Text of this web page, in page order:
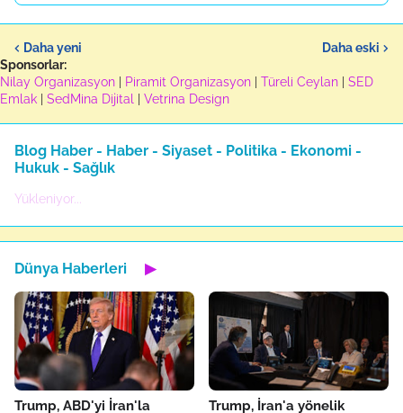
Daha yeni
Daha eski
Sponsorlar:
Nilay Organizasyon
Piramit Organizasyon Türeli Ceylan
SED
Emlak
SedMina Dijital Vetrina Design
Blog Haber - Haber - Siyaset - Politika - Ekonomi -
Hukuk - Sağlık
Yükleniyor...
Dünya Haberleri ▶
Trump, ABD'yi İran'la Trump, İran'a yönelik